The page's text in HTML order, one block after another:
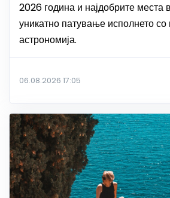
2026 година и најдобрите места
уникатно патување исполнето
астрономија.
06.08.2026 17:05